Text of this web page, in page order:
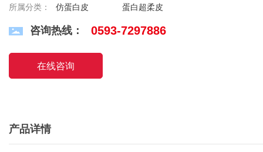
所属分类：
仿蛋白皮 蛋白超柔皮
咨询热线： 0593-7297886
在线咨询
产品详情